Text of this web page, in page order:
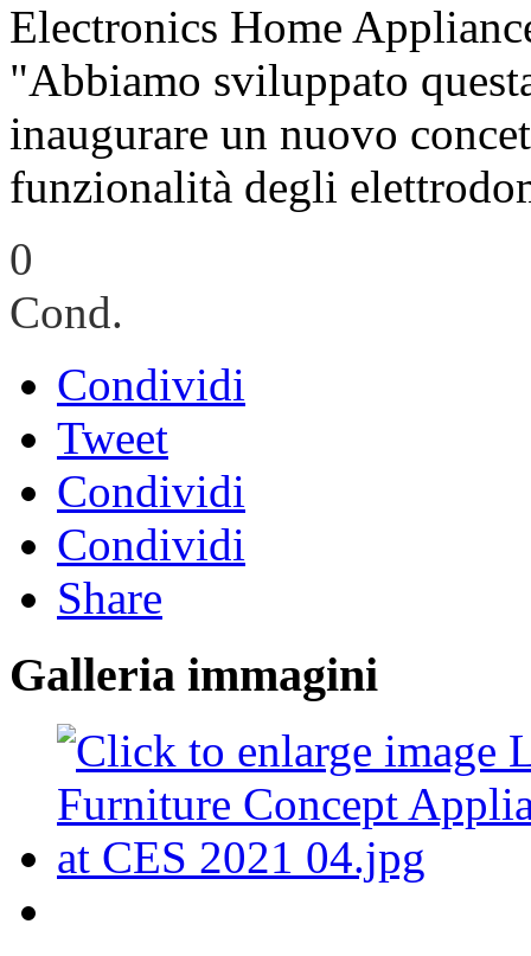
Electronics Home
"Abbiamo sviluppato
inaugurare un nuovo
funzionalità degli
0
Cond.
Condividi
Tweet
Condividi
Condividi
Share
Galleria immagini